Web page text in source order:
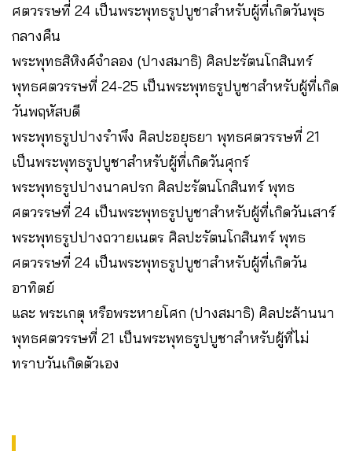
ศตวรรษที่ 24 เป็นพระพุทธรูปบูชาสำหรับผู้ที่เกิดวันพุธ
กลางคืน
พระพุทธสิหิงค์จำลอง (ปางสมาธิ) ศิลปะรัตนโกสินทร์
พุทธศตวรรษที่ 24-25 เป็นพระพุทธรูปบูชาสำหรับผู้ที่เกิด
วันพฤหัสบดี
พระพุทธรูปปางรำพึง ศิลปะอยุธยา พุทธศตวรรษที่ 21
เป็นพระพุทธรูปบูชาสำหรับผู้ที่เกิดวันศุกร์
พระพุทธรูปปางนาคปรก ศิลปะรัตนโกสินทร์ พุทธ
ศตวรรษที่ 24 เป็นพระพุทธรูปบูชาสำหรับผู้ที่เกิดวันเสาร์
พระพุทธรูปปางถวายเนตร ศิลปะรัตนโกสินทร์ พุทธ
ศตวรรษที่ 24 เป็นพระพุทธรูปบูชาสำหรับผู้ที่เกิดวัน
อาทิตย์
และ พระเกตุ หรือพระหายโศก (ปางสมาธิ) ศิลปะล้านนา
พุทธศตวรรษที่ 21 เป็นพระพุทธรูปบูชาสำหรับผู้ที่ไม่
ทราบวันเกิดตัวเอง